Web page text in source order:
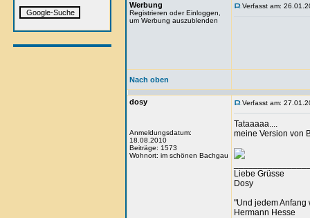
Werbung
Registrieren oder Einloggen,
um Werbung auszublenden
Verfasst am:
Nach oben
dosy
Anmeldungsdatum:
18.08.2010
Beiträge: 1573
Wohnort: im schönen Bachgau
Verfasst am:
Tataaaaa....
meine Version von
Liebe Grüsse
Dosy
"Und jedem Anfang
Hermann Hesse